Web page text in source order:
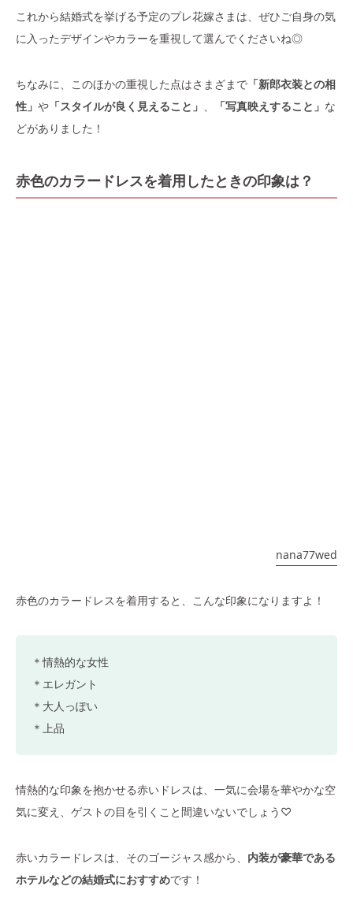
これから結婚式を挙げる予定のプレ花嫁さまは、ぜひご自身の気
に入ったデザインやカラーを重視して選んでくださいね◎
ちなみに、このほかの重視した点はさまざまで 「新郎衣装との相
性」 や 「スタイルが良く見えること」 、 「写真映えすること」 な
どがありました！
赤色のカラードレスを着用したときの印象は？
nana77wed
赤色のカラードレスを着用すると、こんな印象になりますよ！
＊情熱的な女性
＊エレガント
＊大人っぽい
＊上品
情熱的な印象を抱かせる赤いドレスは、一気に会場を華やかな空
気に変え、ゲストの目を引くこと間違いないでしょう♡
赤いカラードレスは、そのゴージャス感から、 内装が豪華である
ホテルなどの結婚式におすすめです！